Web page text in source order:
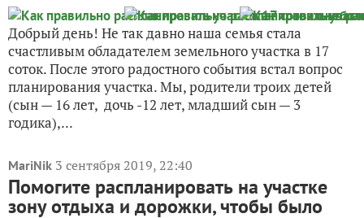
Добрый день! Не так давно наша семья стала
счастливым обладателем земельного участка в 17
соток. После этого радостного события встал вопрос
планирования участка. Мы, родители троих детей
(сын — 16 лет, дочь -12 лет, младший сын — 3
годика),...
MariNik 3 сентября 2019, 22:40
Помогите распланировать на участке
зону отдыха и дорожки, чтобы было